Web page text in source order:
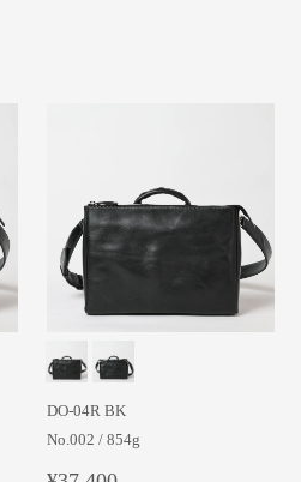
DO-04R BK
No.002 / 854g